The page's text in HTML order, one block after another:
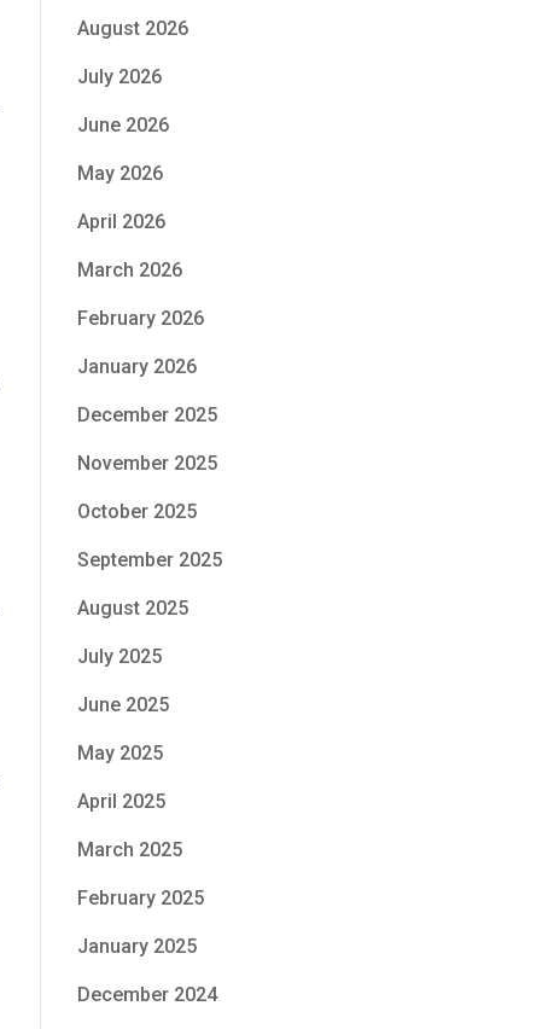
August 2026
July 2026
June 2026
May 2026
April 2026
March 2026
February 2026
January 2026
December 2025
November 2025
October 2025
September 2025
August 2025
July 2025
June 2025
May 2025
April 2025
March 2025
February 2025
January 2025
December 2024